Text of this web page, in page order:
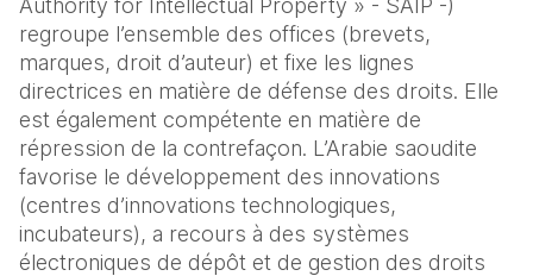
regroupe l’ensemble des offices (brevets,
marques, droit d’auteur) et fixe les lignes
directrices en matière de défense des droits. Elle
est également compétente en matière de
répression de la contrefaçon. L’Arabie saoudite
favorise le développement des innovations
(centres d’innovations technologiques,
incubateurs), a recours à des systèmes
électroniques de dépôt et de gestion des droits